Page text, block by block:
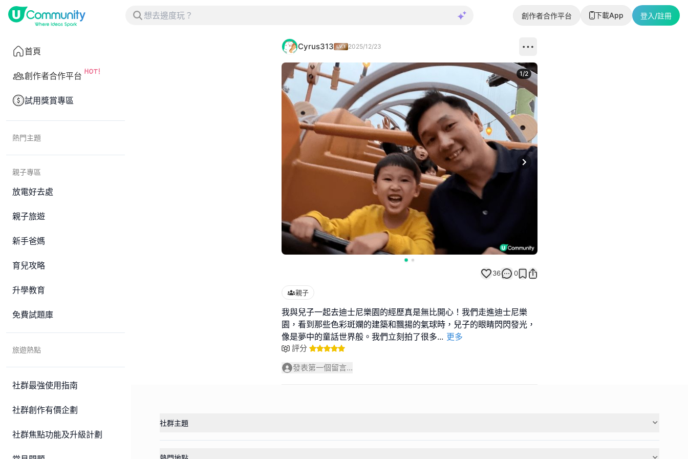
創作者合作平台 下載App 登入/註冊
首頁
創作者合作平台
試用獎賞專區
熱門主題
親子專區
放電好去處
親子旅遊
新手爸媽
育兒攻略
升學教育
免費試題庫
旅遊熱點
社群最強使用指南
社群創作有價企劃
社群焦點功能及升級計劃
Cyrus313 2025/12/23
Next slide
1/2
36 0
親子
我與兒子一起去迪士尼樂園的經歷真是無比開心！我們走進迪士尼樂
園，看到那些色彩斑斕的建築和飄揚的氣球時，兒子的眼睛閃閃發光，
像是夢中的童話世界般。我們立刻拍了很多... 更多
評分
發表第一個留言...
社群主題